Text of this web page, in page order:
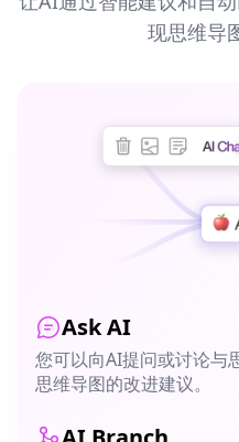
现思维导
Ask AI
您可以向AI提问或讨论与
思维导图的改进建议。